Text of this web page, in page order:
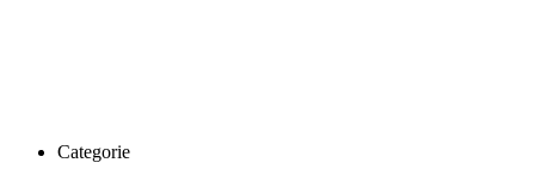
Categorie